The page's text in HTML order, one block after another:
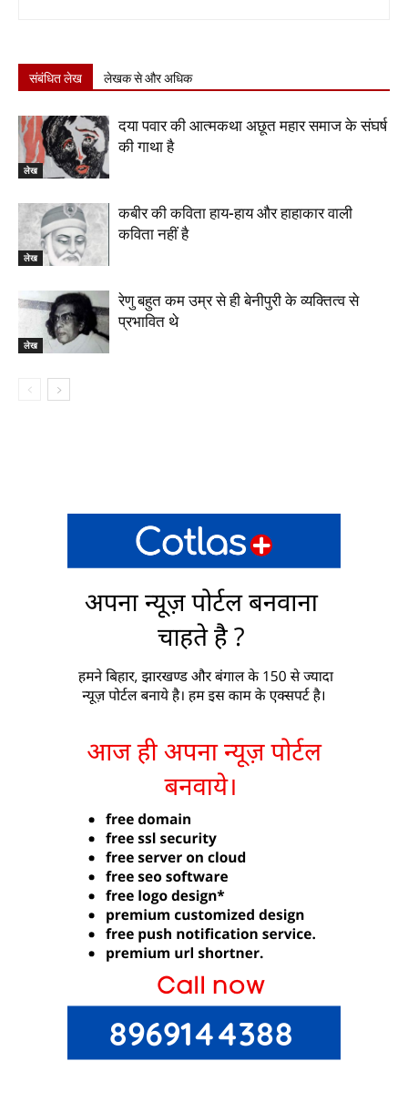
संबंधित लेख लेखक से और अधिक
लेख
दया पवार की आत्मकथा अछूत महार समाज के संघर्ष
की गाथा है
लेख
कबीर की कविता हाय-हाय और हाहाकार वाली
कविता नहीं है
लेख
रेणु बहुत कम उम्र से ही बेनीपुरी के व्यक्तित्व से
प्रभावित थे